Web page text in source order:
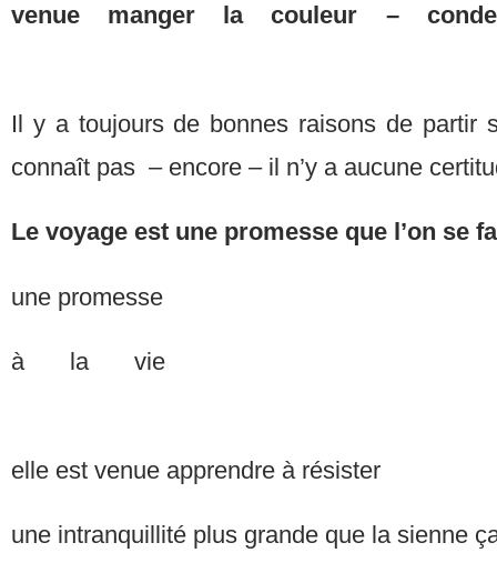
venue manger la couleur –
Il y a toujours de bonnes raisons de partir
connaît pas – encore – il n’y a aucune
Le voyage est une promesse que l’on se
une promesse
à la
elle est venue apprendre à résister
une intranquillité plus grande que la sienne